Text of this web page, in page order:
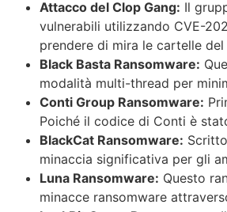
Attacco del Clop Gang: Il
vulnerabili utilizzando CVE-
prendere di mira le cartelle del
Black Basta Ransomware:
modalità multi-thread per
Conti Group Ransomware:
Poiché il codice di Conti è
BlackCat Ransomware:
minaccia significativa per gli
Luna Ransomware: Questo
minacce ransomware